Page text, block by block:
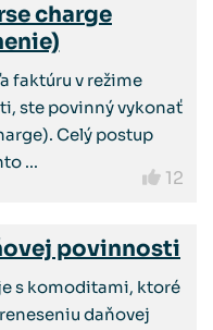
charge
faktúru v režime
ste povinný vykonať
Celý postup
...
12
povinnosti
s komoditami, ktoré
daňovej